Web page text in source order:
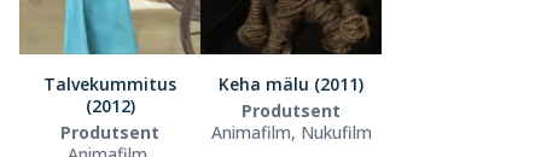
Talvekummitus
(2012)
Produtsent
Keha mälu (2011)
Produtsent
Animafilm, Nukufilm